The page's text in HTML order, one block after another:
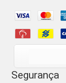
Segurança